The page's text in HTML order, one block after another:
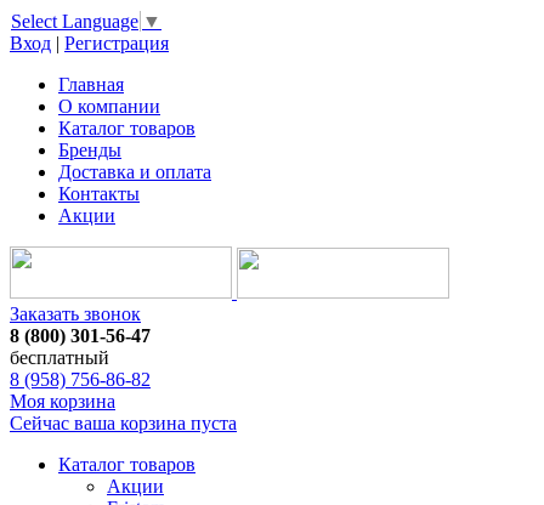
Select Language ▼
Вход | Регистрация
Главная
О компании
Каталог товаров
Бренды
Доставка и оплата
Контакты
Акции
Заказать звонок
8 (800) 301-56-47
бесплатный
8 (958) 756-86-82
Моя корзина
Сейчас ваша корзина пуста
Каталог товаров
Акции